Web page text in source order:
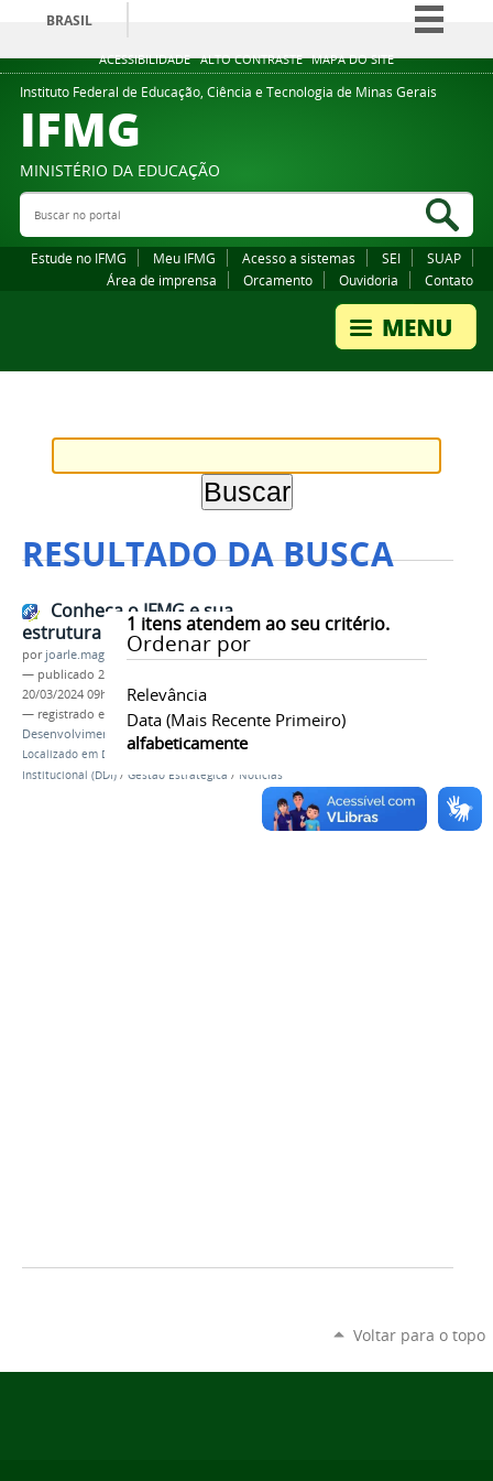
ACESSIBILIDADE ALTO CONTRASTE MAPA DO SITE
BRASIL
Simplifique!
Comunica BR
Legislação
Instituto Federal de Educação, Ciência e Tecnologia de Minas Gerais
IFMG
MINISTÉRIO DA EDUCAÇÃO
Buscar no portal
Estude no IFMG Meu IFMG Acesso a sistemas SEI
SUAP
Área de imprensa
Orcamento Ouvidoria Contato
RESULTADO DA BUSCA
1 itens atendem ao seu critério.
Ordenar por
Relevância
Data (mais Recente Primeiro)
alfabeticamente
Conheça o IFMG e sua
estrutura
por joarle.magalhaes
— publicado 25/09/2018
20/03/2024 09h32
— registrado em:
DDI ,estrutura
Plano de
Desenvolvimento Institucional
Localizado em Diretoria de Desenvolvimento
Institucional (DDI) / Gestão Estratégica / Noticias
Voltar para o topo